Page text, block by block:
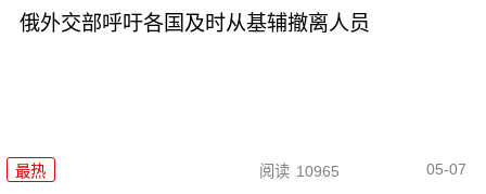
俄外交部呼吁各国及时从基辅撤离人员
最热 阅读 10965 05-07